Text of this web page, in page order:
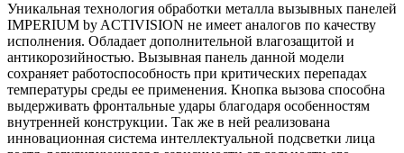
Уникальная технология обработки металла вызывных панелей
IMPERIUM by ACTIVISION не имеет аналогов по качеству
исполнения. Обладает дополнительной влагозащитой и
антикорозийностью. Вызывная панель данной модели
сохраняет работоспособность при критических перепадах
температуры среды ее применения. Кнопка вызова способна
выдерживать фронтальные удары благодаря особенностям
внутренней конструкции. Так же в ней реализована
инновационная система интеллектуальной подсветки лица